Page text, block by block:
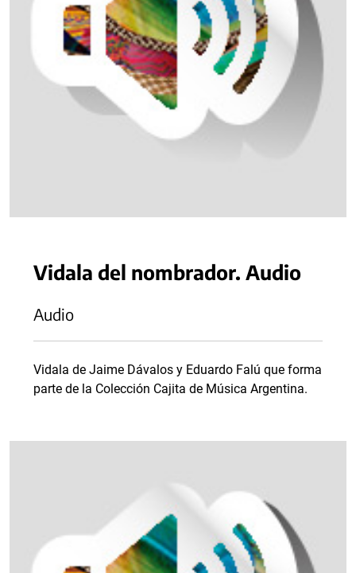
Vidala del nombrador. Audio
Audio
Vidala de Jaime Dávalos y Eduardo Falú que forma
parte de la Colección Cajita de Música Argentina.